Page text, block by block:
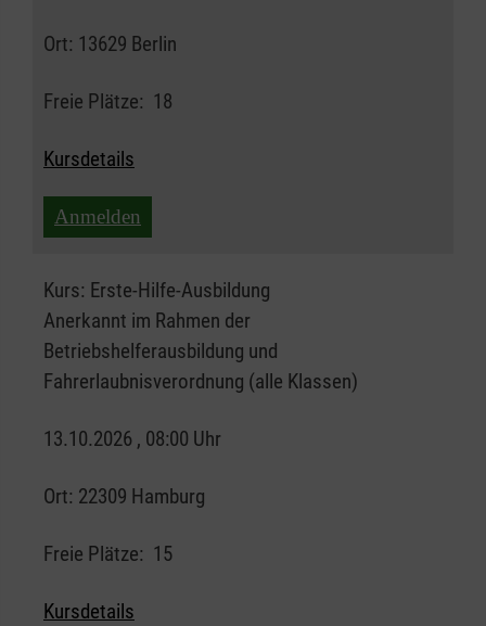
Ort: 13629 Berlin
Freie Plätze: 18
Kursdetails
Anmelden
Kurs: Erste-Hilfe-Ausbildung
Anerkannt im Rahmen der
Betriebshelferausbildung und
Fahrerlaubnisverordnung (alle Klassen)
13.10.2026 , 08:00 Uhr
Ort: 22309 Hamburg
Freie Plätze: 15
Kursdetails